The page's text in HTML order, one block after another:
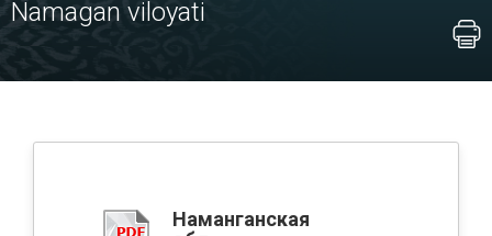
Namagan viloyati
Наманганская